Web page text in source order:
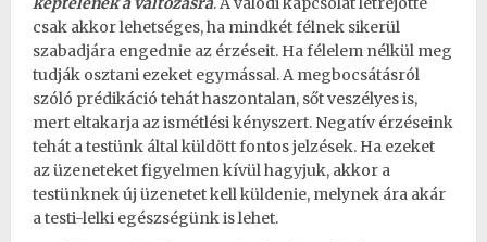
csak akkor lehetséges, ha mindkét félnek sikerül
szabadjára engednie az érzéseit. Ha félelem nélkül meg
tudják osztani ezeket egymással. A megbocsátásról
szóló prédikáció tehát haszontalan, sőt veszélyes is,
mert eltakarja az ismétlési kényszert. Negatív érzéseink
tehát a testünk által küldött fontos jelzések. Ha ezeket
az üzeneteket figyelmen kívül hagyjuk, akkor a
testünknek új üzenetet kell küldenie, melynek ára akár
a testi-lelki egészségünk is lehet.